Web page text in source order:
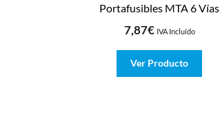
Portafusibles MTA 6 Vías
7,87€ IVA Incluído
Ver Producto